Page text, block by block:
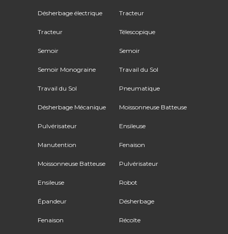
Désherbage électrique
Tracteur
Semoir
Semoir Monograine
Travail du Sol
Désherbage Mécanique
Pulvérisateur
Manutention
Moissonneuse Batteuse
Ensileuse
Épandeur
Fenaison
Tracteur
Télescopique
Semoir
Travail du Sol
Pneumatique
Moissonneuse Batteuse
Ensileuse
Fenaison
Pulvérisateur
Robot
Désherbage
Récolte